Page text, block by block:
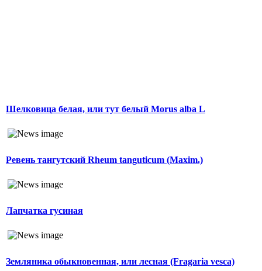
Шелковица белая, или тут белый Morus alba L
Ревень тангутский Rheum tanguticum (Maxim.)
Лапчатка гусиная
Земляника обыкновенная, или лесная (Fragaria vesca)